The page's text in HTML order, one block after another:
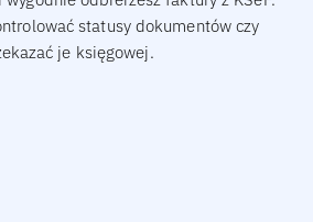
statusy dokumentów czy
je księgowej.